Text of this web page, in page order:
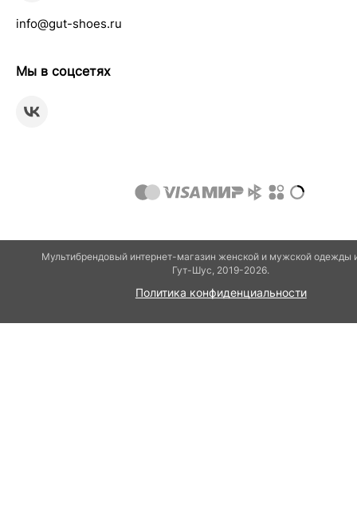
info@gut-shoes.ru
Мы в соцсетях
Мультибрендовый интернет-магазин женской и мужской одежды
Гут-Шуc, 2019-2026.
Политика конфиденциальности